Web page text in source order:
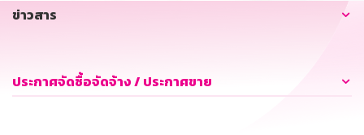
ข่าวสาร
ประกาศจัดซื้อจัดจ้าง / ประกาศขาย